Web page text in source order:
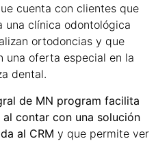
cuenta con clientes que
una clínica odontológica
ortodoncias y que
una oferta especial en la
dental.
de MN program facilita
contar con una solución
al CRM y que permite ver